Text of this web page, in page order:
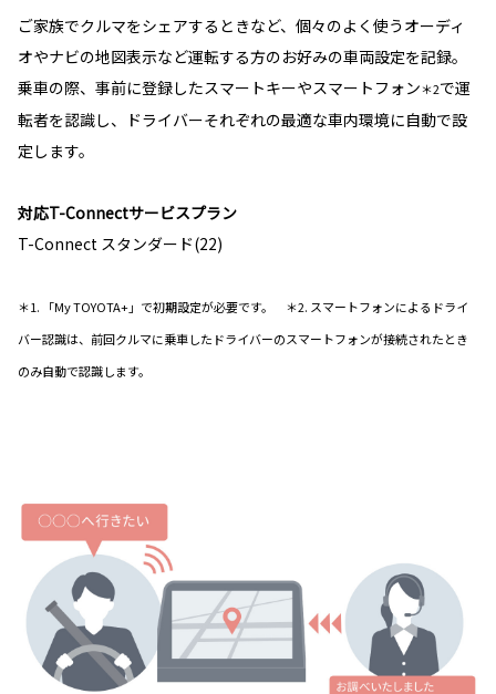
ご家族でクルマをシェアするときなど、個々のよく使うオーディ
オやナビの地図表示など運転する方のお好みの車両設定を記録。
乗車の際、事前に登録したスマートキーやスマートフォン＊2で運
転者を認識し、ドライバーそれぞれの最適な車内環境に自動で設
定します。
対応T-Connectサービスプラン
T-Connect スタンダード(22)
＊1. 「My TOYOTA+」で初期設定が必要です。 ＊2. スマートフォンによるドライ
バー認識は、前回クルマに乗車したドライバーのスマートフォンが接続されたとき
のみ自動で認識します。